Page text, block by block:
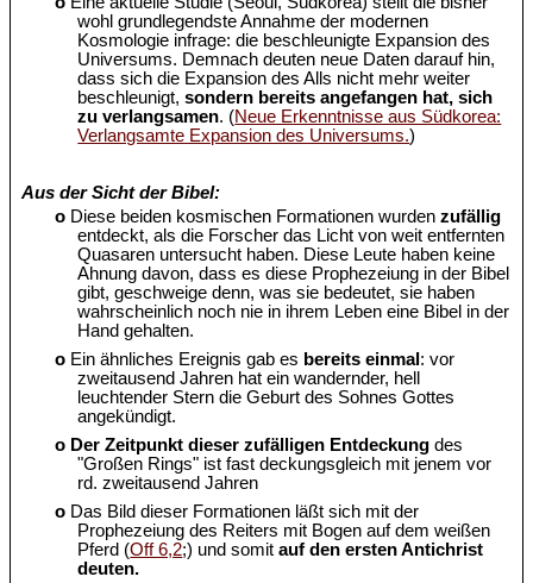
wohl grundlegendste Annahme der modernen
Kosmologie infrage: die beschleunigte Expansion des
Universums. Demnach deuten neue Daten darauf hin,
dass sich die Expansion des Alls nicht mehr weiter
beschleunigt,sondern bereits angefangen hat, sich
zu verlangsamen. (Neue Erkenntnisse aus Südkorea:
Verlangsamte Expansion des Universums.)
Aus der Sicht der Bibel:
o Diese beiden kosmischen Formationen wurdenzufällig
entdeckt, als die Forscher das Licht von weit entfernten
Quasaren untersucht haben. Diese Leute haben keine
Ahnung davon, dass es diese Prophezeiung in der Bibel
gibt, geschweige denn, was sie bedeutet, sie haben
wahrscheinlich noch nie in ihrem Leben eine Bibel in der
Hand gehalten.
o Ein ähnliches Ereignis gab es bereits einmal : vor
zweitausend Jahren hat ein wandernder, hell
leuchtender Stern die Geburt des Sohnes Gottes
angekündigt.
o Der Zeitpunkt dieser zufälligen Entdeckung des
"Großen Rings" ist fast deckungsgleich mit jenem vor
rd. zweitausend Jahren
o Das Bild dieser Formationen läßt sich mit der
Prophezeiung des Reiters mit Bogen auf dem weißen
Pferd (Off 6,2;) und somitauf den ersten Antichrist
deuten.